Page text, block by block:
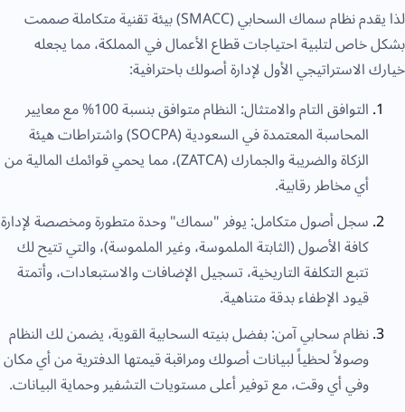
لذا يقدم نظام سماك السحابي (SMACC) بيئة تقنية متكاملة صممت
بشكل خاص لتلبية احتياجات قطاع الأعمال في المملكة، مما يجعله
خيارك الاستراتيجي الأول لإدارة أصولك باحترافية:
التوافق التام والامتثال: النظام متوافق بنسبة 100% مع معايير
المحاسبة المعتمدة في السعودية (SOCPA) واشتراطات هيئة
الزكاة والضريبة والجمارك (ZATCA)، مما يحمي قوائمك المالية من
أي مخاطر رقابية.
سجل أصول متكامل: يوفر "سماك" وحدة متطورة ومخصصة لإدارة
كافة الأصول (الثابتة الملموسة، وغير الملموسة)، والتي تتيح لك
تتبع التكلفة التاريخية، تسجيل الإضافات والاستبعادات، وأتمتة
قيود الإطفاء بدقة متناهية.
نظام سحابي آمن: بفضل بنيته السحابية القوية، يضمن لك النظام
وصولاً لحظياً لبيانات أصولك ومراقبة قيمتها الدفترية من أي مكان
وفي أي وقت، مع توفير أعلى مستويات التشفير وحماية البيانات.